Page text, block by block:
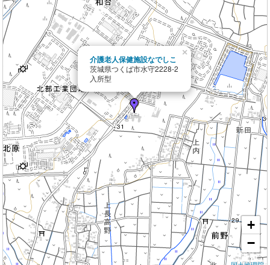
介護老人保健施設なでしこ
茨城県つくば市水守2228-2
入所型
×
+
−